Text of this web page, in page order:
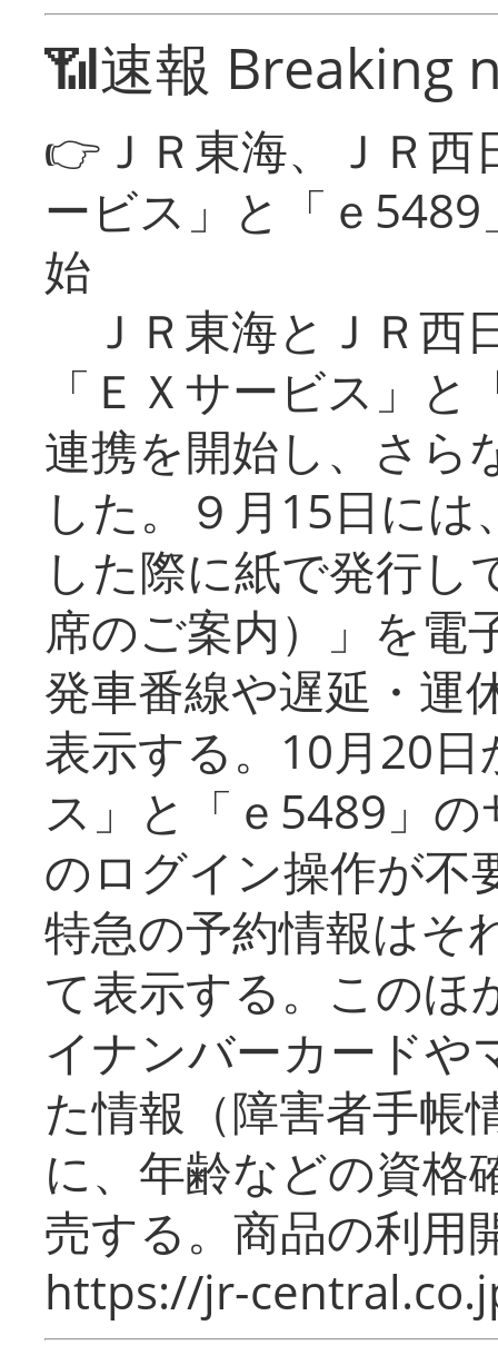
📶速報 Breaking
👉ＪＲ東海、ＪＲ
ービス」と「ｅ
始
ＪＲ東海とＪＲ西
「ＥＸサービス」
連携を開始し、さら
した。９月15日に
した際に紙で発行し
席のご案内）」を電
発車番線や遅延・運
表示する。10月20
ス」と「ｅ5489」
のログイン操作が不
特急の予約情報はそ
て表示する。このほ
イナンバーカードや
た情報（障害者手帳
に、年齢などの資格
売する。商品の利用
https://jr-